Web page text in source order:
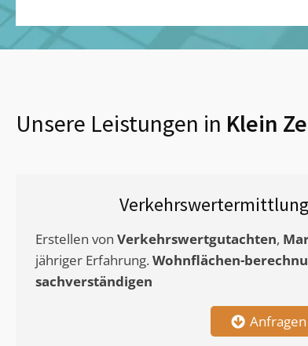
Unsere Leistungen in Klein
Verkehrswertermittlung
Erstellen von Verkehrswertgutachten,
jähriger Erfahrung. Wohnflächen-
sachverständigen
Anfragen